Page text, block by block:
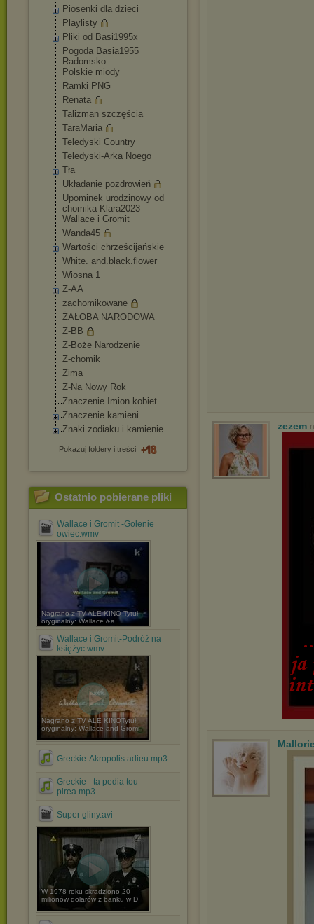
Piosenki dla dzieci
Playlisty
Pliki od Basi1995x
Pogoda Basia1955
Radomsko
Polskie miody
Ramki PNG
Renata
Talizman szczęścia
TaraMaria
Teledyski Country
Teledyski-Arka Noego
Tła
Układanie pozdrowień
Upominek urodzinowy od
chomika Klara2023
Wallace i Gromit
Wanda45
Wartości chrześcijańskie
White. and.black.flower
Wiosna 1
Z-AA
zachomikowane
ŻAŁOBA NARODOWA
Z-BB
Z-Boże Narodzenie
Z-chomik
Zima
Z-Na Nowy Rok
Znaczenie Imion kobiet
Znaczenie kamieni
Znaki zodiaku i kamienie
Pokazuj foldery i treści
Ostatnio pobierane pliki
Wallace i Gromit -Golenie
owiec.wmv
Nagrano z TV ALE KINO Tytuł
oryginalny: Wallace &a ...
Wallace i Gromit-Podróż na
księżyc.wmv
Nagrano z TV ALE KINOTytuł
oryginalny: Wallace and Gromi
Greckie-Akropolis adieu.mp3
Greckie - ta pedia tou
pirea.mp3
Super gliny.avi
W 1978 roku skradziono 20
milionów dolarów z banku w D
zezem